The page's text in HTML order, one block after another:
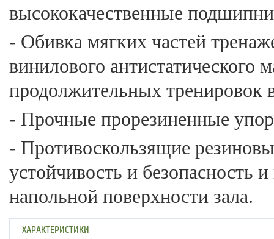
высококачественные
- Обивка мягких частей
винилового антистатического
продолжительных тренировок
- Прочные прорезиненные
- Противоскользящие
устойчивость и безопасность
напольной поверхности зала.
ХАРАКТЕРИСТИКИ